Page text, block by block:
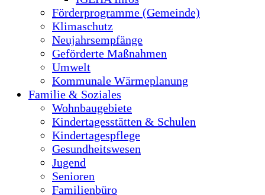
Förderprogramme (Gemeinde)
Klimaschutz
Neujahrsempfänge
Geförderte Maßnahmen
Umwelt
Kommunale Wärmeplanung
Familie & Soziales
Wohnbaugebiete
Kindertagesstätten & Schulen
Kindertagespflege
Gesundheitswesen
Jugend
Senioren
Familienbüro